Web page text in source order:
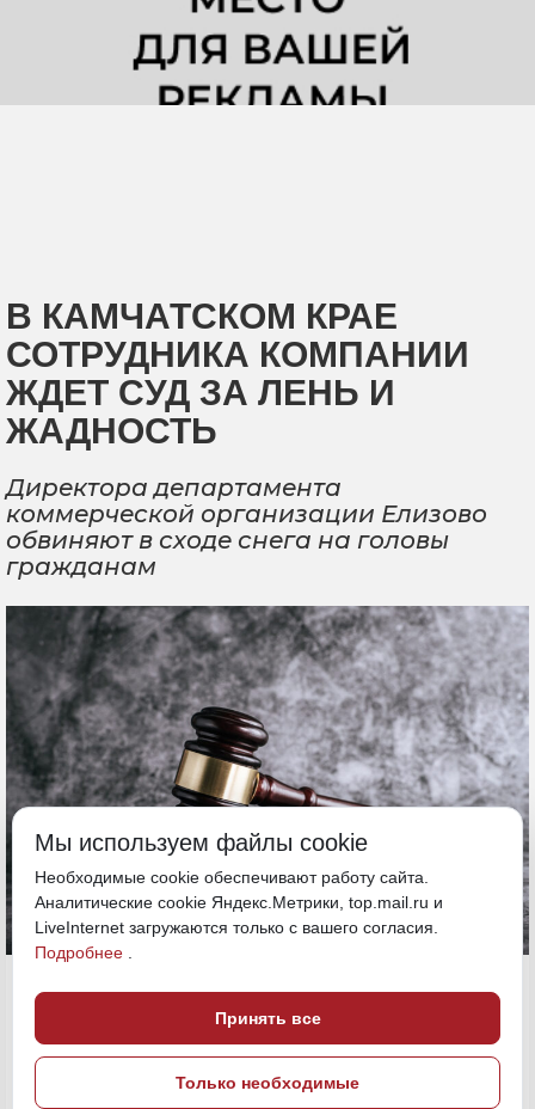
В КАМЧАТСКОМ КРАЕ
СОТРУДНИКА КОМПАНИИ
ЖДЕТ СУД ЗА ЛЕНЬ И
ЖАДНОСТЬ
Директора департамента
коммерческой организации Елизово
обвиняют в сходе снега на головы
гражданам
Мы используем файлы cookie
Необходимые cookie обеспечивают работу сайта.
Аналитические cookie Яндекс.Метрики, top.mail.ru и
LiveInternet загружаются только с вашего согласия.
Подробнее
Принять все
Только необходимые